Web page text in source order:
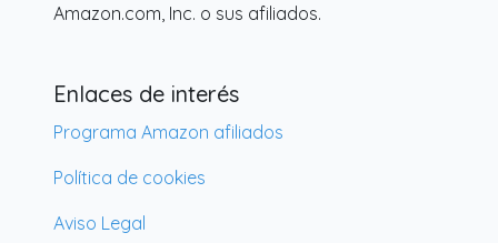
Amazon.com, Inc. o sus afiliados.
Enlaces de interés
Programa Amazon afiliados
Política de cookies
Aviso Legal